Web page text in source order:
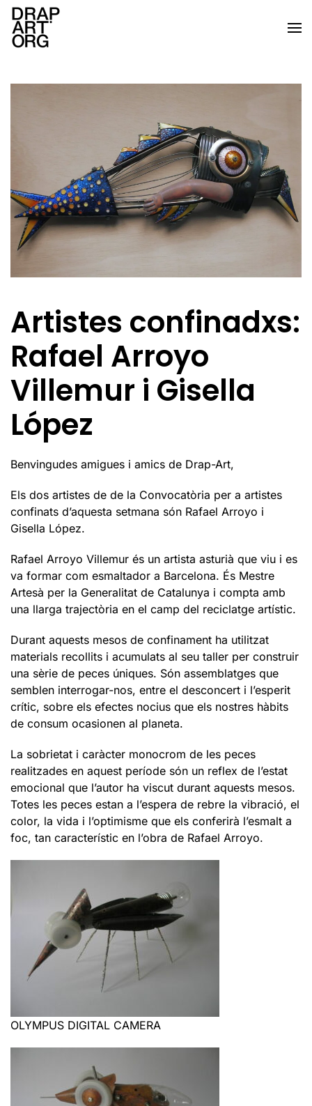
Skip to main content
Artistes confinadxs:
Rafael Arroyo
Villemur i Gisella
López
Benvingudes amigues i amics de Drap-Art,
Els dos artistes de de la Convocatòria per a artistes
confinats d’aquesta setmana són Rafael Arroyo i
Gisella López.
Rafael Arroyo Villemur és un artista asturià que viu i es
va formar com esmaltador a Barcelona. És Mestre
Artesà per la Generalitat de Catalunya i compta amb
una llarga trajectòria en el camp del reciclatge artístic.
Durant aquests mesos de confinament ha utilitzat
materials recollits i acumulats al seu taller per construir
una sèrie de peces úniques. Són assemblatges que
semblen interrogar-nos, entre el desconcert i l’esperit
crític, sobre els efectes nocius que els nostres hàbits
de consum ocasionen al planeta.
La sobrietat i caràcter monocrom de les peces
realitzades en aquest període són un reflex de l’estat
emocional que l’autor ha viscut durant aquests mesos.
Totes les peces estan a l’espera de rebre la vibració, el
color, la vida i l’optimisme que els conferirà l’esmalt a
foc, tan característic en l’obra de Rafael Arroyo.
OLYMPUS DIGITAL CAMERA